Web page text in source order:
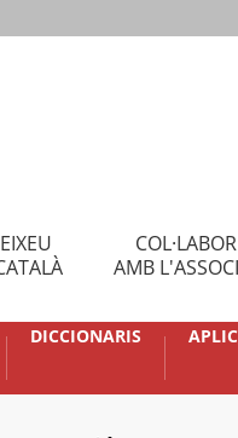
AMB
DICCIONARIS